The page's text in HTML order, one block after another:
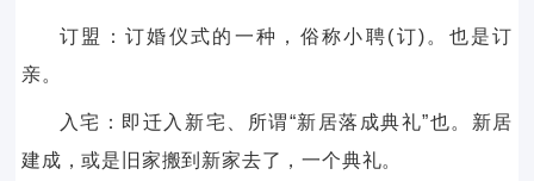
订盟：订婚仪式的一种，俗称小聘(订)。也是订
亲。
入宅：即迁入新宅、所谓“新居落成典礼”也。新居
建成，或是旧家搬到新家去了，一个典礼。